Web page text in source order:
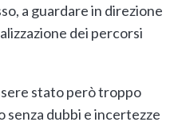
a guardare in direzione
dei percorsi
stato però troppo
dubbi e incertezze